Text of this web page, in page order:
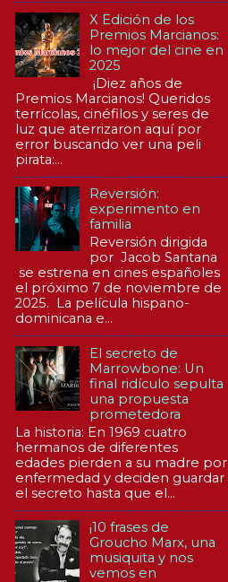
X Edición de los
Premios Marcianos:
lo mejor del cine en
2025
¡Diez años de
Premios Marcianos! Queridos
terrícolas, cinéfilos y seres de
luz que aterrizaron aquí por
error buscando ver una peli
pirata:...
Reversión:
experimento en
familia
Reversión dirigida
por Jacob Santana
se estrena en cines españoles
el próximo 7 de noviembre de
2025. La película hispano-
dominicana e...
El secreto de
Marrowbone: Un
final ridículo sepulta
una propuesta
prometedora
La historia: En 1969 cuatro
hermanos de diferentes
edades pierden a su madre por
enfermedad y deciden guardar
el secreto hasta que el...
¡10 frases de
Groucho Marx, una
musiquita y nos
vemos en